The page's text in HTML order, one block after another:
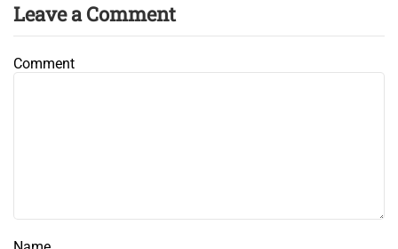
Leave a Comment
Comment